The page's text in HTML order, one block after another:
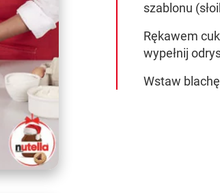
szablonu
Rękawem
wypełnij
Wstaw